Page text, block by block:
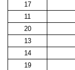
17
11
20
13
14
19